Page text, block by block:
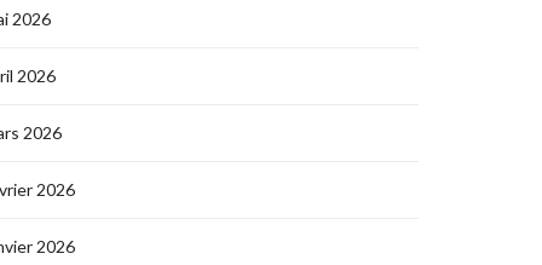
2026
2026
2026
2026
2026